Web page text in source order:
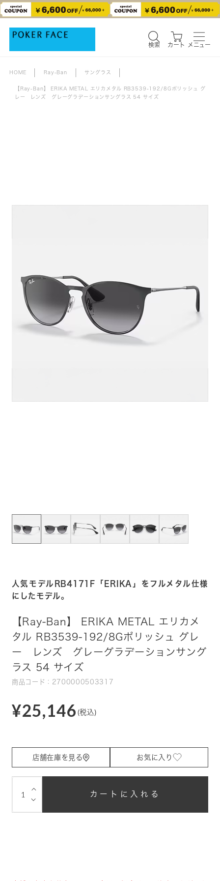
検索 カート メニュー
HOME Ray-Ban サングラス
【Ray-Ban】 ERIKA METAL エリカメタル RB3539-192/8Gポリッシュ グ
レー レンズ グレーグラデーションサングラス 54 サイズ
人気モデルRB4171F「ERIKA」をフルメタル仕様
にしたモデル。
【Ray-Ban】 ERIKA METAL エリカメ
タル RB3539-192/8Gポリッシュ グレ
ー レンズ グレーグラデーションサング
ラス 54 サイズ
商品コード：2700000503317
¥25,146 (税込)
店舗在庫を見る お気に入り
⌵
⌵ カートに入れる